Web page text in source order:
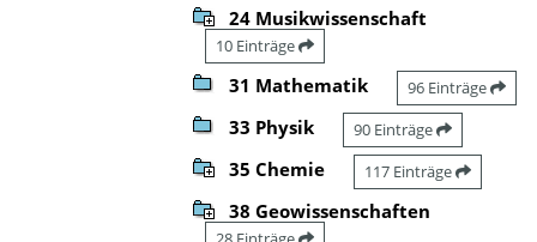
24 Musikwissenschaft
10 Einträge
31 Mathematik 96 Einträge
33 Physik 90 Einträge
35 Chemie 117 Einträge
38 Geowissenschaften